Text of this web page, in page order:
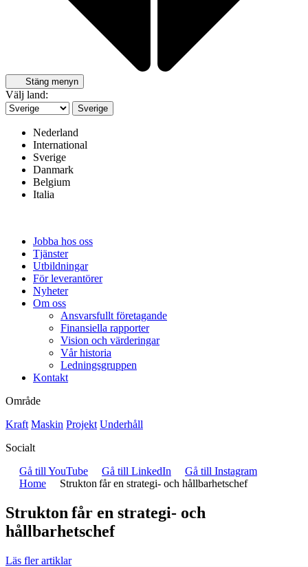
Stäng menyn
Välj land:
Sverige
Nederland
International
Sverige
Danmark
Belgium
Italia
Jobba hos oss
Tjänster
Utbildningar
För leverantörer
Nyheter
Om oss
Ansvarsfullt företagande
Finansiella rapporter
Vision och värderingar
Vår historia
Ledningsgruppen
Kontakt
Område
Kraft Maskin Projekt Underhåll
Socialt
Gå till YouTube
Gå till LinkedIn
Gå till Instagram
Home
Strukton får en strategi- och hållbarhetschef
Strukton får en strategi- och
hållbarhetschef
Läs fler artiklar